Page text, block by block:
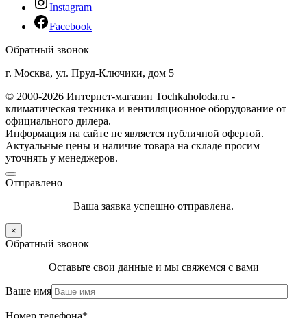
Instagram
Facebook
Обратный звонок
г. Москва, ул. Пруд-Ключики, дом 5
© 2000-2026 Интернет-магазин Tochkaholoda.ru -
климатическая техника и вентиляционное оборудование от
официального дилера.
Информация на сайте не является публичной офертой.
Актуальные цены и наличие товара на складе просим
уточнять у менеджеров.
Отправлено
Ваша заявка успешно отправлена.
×
Обратный звонок
Оставьте свои данные и мы свяжемся с вами
Ваше имя
Номер телефона*